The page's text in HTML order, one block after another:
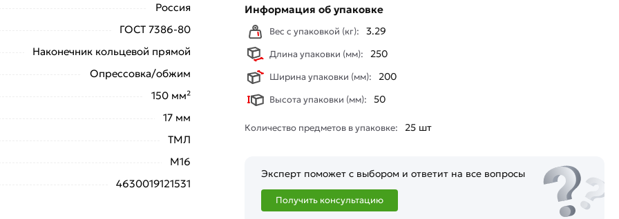
Россия
ГОСТ 7386-80
Наконечник кольцевой прямой
Опрессовка/обжим
150 мм²
17 мм
ТМЛ
М16
4630019121531
Информация об упаковке
Вес с упаковкой (кг): 3.29
Длина упаковки (мм): 250
Ширина упаковки (мм): 200
Высота упаковки (мм): 50
Количество предметов в упаковке: 25 шт
Эксперт поможет с выбором и ответит на все вопросы
Получить консультацию